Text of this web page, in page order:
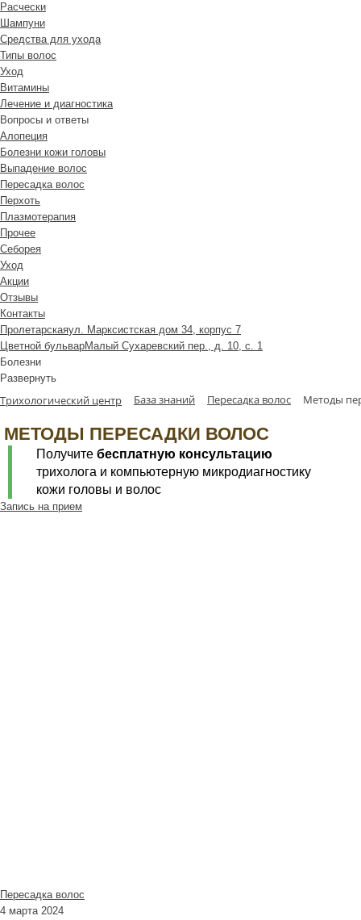
Расчески
Шампуни
Средства для ухода
Типы волос
Уход
Витамины
Лечение и диагностика
Вопросы и ответы
Алопеция
Болезни кожи головы
Выпадение волос
Пересадка волос
Перхоть
Плазмотерапия
Прочее
Себорея
Уход
Акции
Отзывы
Контакты
Пролетарскаяул. Марксистская дом 34, корпус 7
Цветной бульварМалый Сухаревский пер., д. 10, с. 1
Болезни
Развернуть
Трихологический центр База знаний Пересадка волос Методы
МЕТОДЫ ПЕРЕСАДКИ ВОЛОС
Получите бесплатную консультацию
трихолога и компьютерную микродиагностику
кожи головы и волос
Запись на прием
Пересадка волос
4 марта 2024